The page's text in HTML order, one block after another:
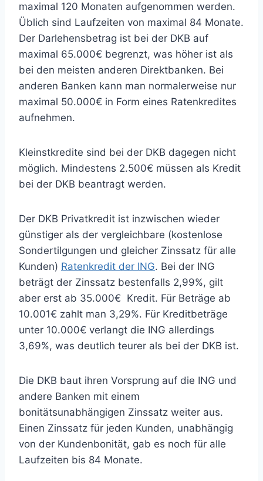
maximal 120 Monaten aufgenommen werden.
Üblich sind Laufzeiten von maximal 84 Monate.
Der Darlehensbetrag ist bei der DKB auf
maximal 65.000€ begrenzt, was höher ist als
bei den meisten anderen Direktbanken. Bei
anderen Banken kann man normalerweise nur
maximal 50.000€ in Form eines Ratenkredites
aufnehmen.
Kleinstkredite sind bei der DKB dagegen nicht
möglich. Mindestens 2.500€ müssen als Kredit
bei der DKB beantragt werden.
Der DKB Privatkredit ist inzwischen wieder
günstiger als der vergleichbare (kostenlose
Sondertilgungen und gleicher Zinssatz für alle
Kunden) Ratenkredit der ING. Bei der ING
beträgt der Zinssatz bestenfalls 2,99%, gilt
aber erst ab 35.000€ Kredit. Für Beträge ab
10.001€ zahlt man 3,29%. Für Kreditbeträge
unter 10.000€ verlangt die ING allerdings
3,69%, was deutlich teurer als bei der DKB ist.
Die DKB baut ihren Vorsprung auf die ING und
andere Banken mit einem
bonitätsunabhängigen Zinssatz weiter aus.
Einen Zinssatz für jeden Kunden, unabhängig
von der Kundenbonität, gab es noch für alle
Laufzeiten bis 84 Monate.